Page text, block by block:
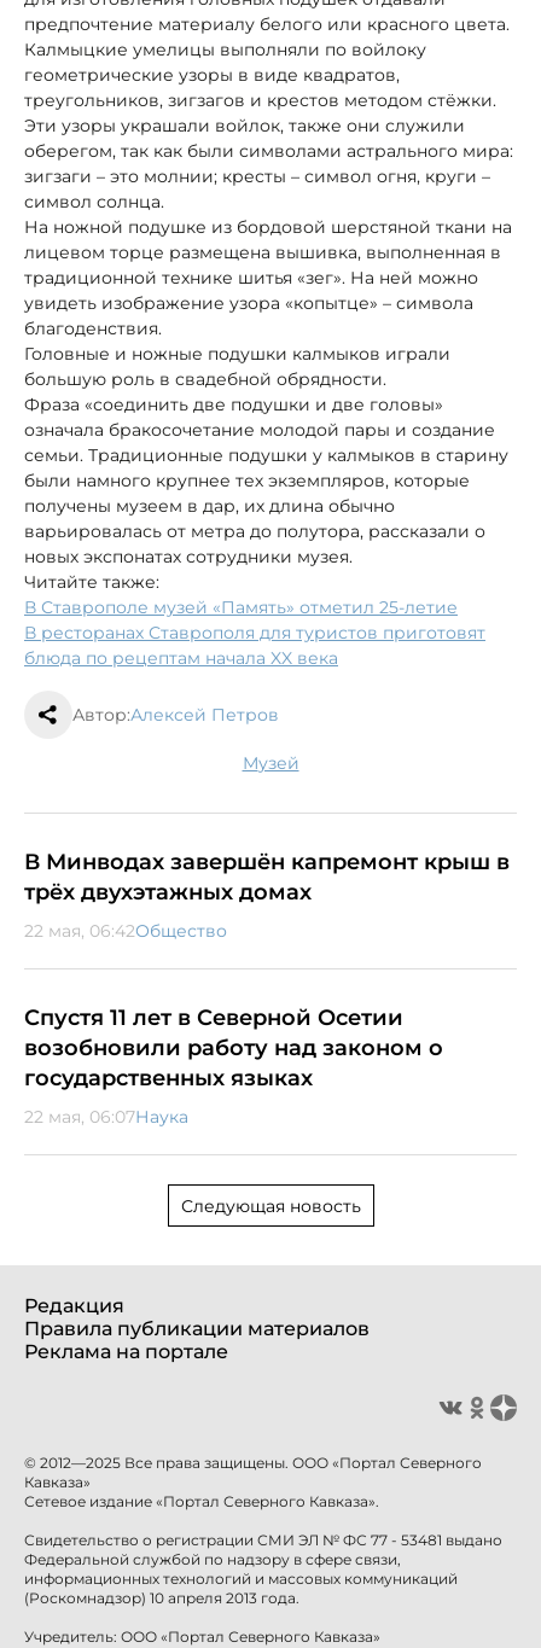
предпочтение материалу белого или красного цвета.
Калмыцкие умелицы выполняли по войлоку
геометрические узоры в виде квадратов,
треугольников, зигзагов и крестов методом стёжки.
Эти узоры украшали войлок, также они служили
оберегом, так как были символами астрального мира:
зигзаги – это молнии; кресты – символ огня, круги –
символ солнца.
На ножной подушке из бордовой шерстяной ткани на
лицевом торце размещена вышивка, выполненная в
традиционной технике шитья «зег». На ней можно
увидеть изображение узора «копытце» – символа
благоденствия.
Головные и ножные подушки калмыков играли
большую роль в свадебной обрядности.
Фраза «соединить две подушки и две головы»
означала бракосочетание молодой пары и создание
семьи. Традиционные подушки у калмыков в старину
были намного крупнее тех экземпляров, которые
получены музеем в дар, их длина обычно
варьировалась от метра до полутора, рассказали о
новых экспонатах сотрудники музея.
Читайте также:
В Ставрополе музей «Память» отметил 25-летие
В ресторанах Ставрополя для туристов приготовят
блюда по рецептам начала XX века
Автор:Алексей Петров
музей
В Минводах завершён капремонт крыш в
трёх двухэтажных домах
22 мая, 06:42Общество
Спустя 11 лет в Северной Осетии
возобновили работу над законом о
государственных языках
22 мая, 06:07Наука
Следующая новость
Редакция
Правила публикации материалов
Реклама на портале
© 2012—2025 Все права защищены. ООО «Портал Северного
Кавказа»
Сетевое издание «Портал Северного Кавказа».
Свидетельство о регистрации СМИ ЭЛ № ФС 77 - 53481 выдано
Федеральной службой по надзору в сфере связи,
информационных технологий и массовых коммуникаций
(Роскомнадзор) 10 апреля 2013 года.
Учредитель: ООО «Портал Северного Кавказа»